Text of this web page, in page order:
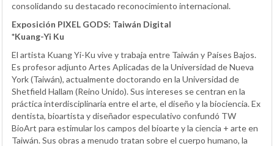
consolidando su destacado reconocimiento internacional.
Exposición PIXEL GODS: Taiwán Digital
*Kuang-Yi Ku
El artista Kuang Yi-Ku vive y trabaja entre Taiwán y Países Bajos.
Es profesor adjunto Artes Aplicadas de la Universidad de Nueva
York (Taiwán), actualmente doctorando en la Universidad de
Shetfield Hallam (Reino Unido). Sus intereses se centran en la
práctica interdisciplinaria entre el arte, el diseño y la biociencia. Ex
dentista, bioartista y diseñador especulativo confundó TW
BioArt para estimular los campos del bioarte y la ciencia + arte en
Taiwán. Sus obras a menudo tratan sobre el cuerpo humano, la